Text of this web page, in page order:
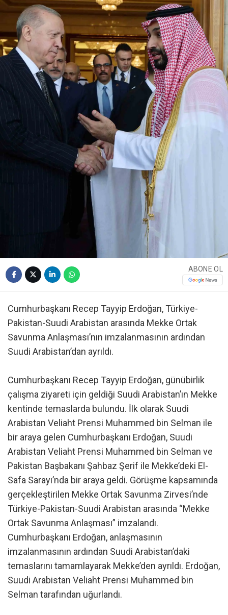
ABONE OL
Cumhurbaşkanı Recep Tayyip Erdoğan, Türkiye-
Pakistan-Suudi Arabistan arasında Mekke Ortak
Savunma Anlaşması’nın imzalanmasının ardından
Suudi Arabistan’dan ayrıldı.
Cumhurbaşkanı Recep Tayyip Erdoğan, günübirlik
çalışma ziyareti için geldiği Suudi Arabistan’ın Mekke
kentinde temaslarda bulundu. İlk olarak Suudi
Arabistan Veliaht Prensi Muhammed bin Selman ile
bir araya gelen Cumhurbaşkanı Erdoğan, Suudi
Arabistan Veliaht Prensi Muhammed bin Selman ve
Pakistan Başbakanı Şahbaz Şerif ile Mekke’deki El-
Safa Sarayı’nda bir araya geldi. Görüşme kapsamında
gerçekleştirilen Mekke Ortak Savunma Zirvesi’nde
Türkiye-Pakistan-Suudi Arabistan arasında “Mekke
Ortak Savunma Anlaşması” imzalandı.
Cumhurbaşkanı Erdoğan, anlaşmasının
imzalanmasının ardından Suudi Arabistan’daki
temaslarını tamamlayarak Mekke’den ayrıldı. Erdoğan,
Suudi Arabistan Veliaht Prensi Muhammed bin
Selman tarafından uğurlandı.